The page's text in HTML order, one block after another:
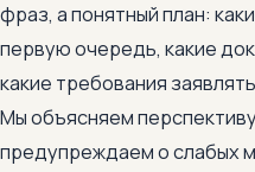
фраз, а понятный план:
первую очередь, какие
какие требования
Мы объясняем
предупреждаем о слабых